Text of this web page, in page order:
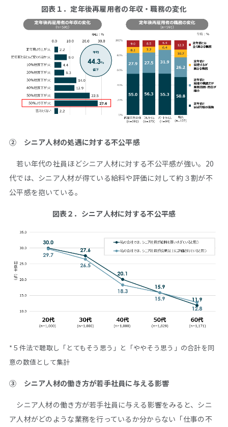
図表１．定年後再雇用者の年収・職務の変化
② シニア人材の処遇に対する不公平感
若い年代の社員ほどシニア人材に対する不公平感が強い。20
代では、シニア人材が得ている給料や評価に対して約３割が不
公平感を抱いている。
図表２．シニア人材に対する不公平感
*５件法で聴取し「とてもそう思う」と「ややそう思う」の合計を同
意の数値として集計
➂ シニア人材の働き方が若手社員に与える影響
シニア人材の働き方が若手社員に与える影響をみると、シニ
ア人材がどのような業務を行っているか分からない「仕事の不